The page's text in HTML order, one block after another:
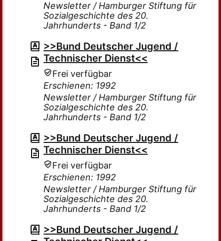
Newsletter / Hamburger Stiftung für
Sozialgeschichte des 20.
Jahrhunderts - Band 1/2
>>Bund Deutscher Jugend /
Technischer Dienst<<
Frei verfügbar
Erschienen: 1992
Newsletter / Hamburger Stiftung für
Sozialgeschichte des 20.
Jahrhunderts - Band 1/2
>>Bund Deutscher Jugend /
Technischer Dienst<<
Frei verfügbar
Erschienen: 1992
Newsletter / Hamburger Stiftung für
Sozialgeschichte des 20.
Jahrhunderts - Band 1/2
>>Bund Deutscher Jugend /